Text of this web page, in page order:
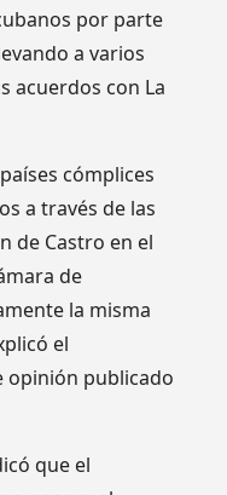
por parte
a varios
acuerdos con La
cómplices
a través de las
de Castro en el
de
la misma
el
opinión publicado
que el